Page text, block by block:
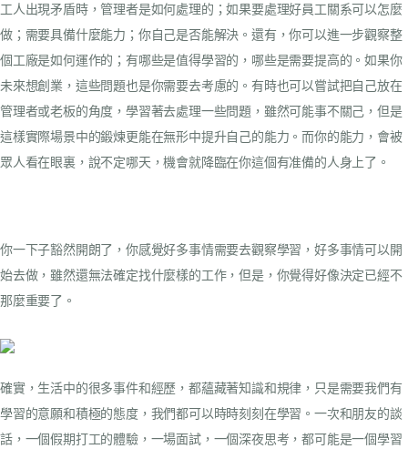
工人出現矛盾時，管理者是如何處理的；如果要處理好員工關系可以怎麼
做；需要具備什麼能力；你自己是否能解決。還有，你可以進一步觀察整
個工廠是如何運作的；有哪些是值得學習的，哪些是需要提高的。如果你
未來想創業，這些問題也是你需要去考慮的。有時也可以嘗試把自己放在
管理者或老板的角度，學習著去處理一些問題，雖然可能事不關己，但是
這樣實際場景中的鍛煉更能在無形中提升自己的能力。而你的能力，會被
眾人看在眼裏，說不定哪天，機會就降臨在你這個有准備的人身上了。
你一下子豁然開朗了，你感覺好多事情需要去觀察學習，好多事情可以開
始去做，雖然還無法確定找什麼樣的工作，但是，你覺得好像決定已經不
那麼重要了。
確實，生活中的很多事件和經歷，都蘊藏著知識和規律，只是需要我們有
學習的意願和積極的態度，我們都可以時時刻刻在學習。一次和朋友的談
話，一個假期打工的體驗，一場面試，一個深夜思考，都可能是一個學習